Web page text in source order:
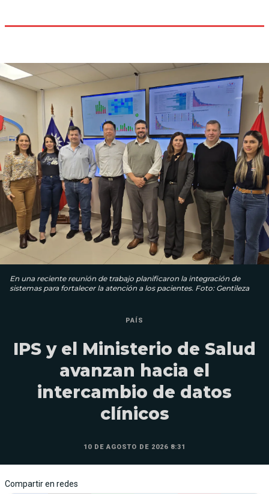
En una reciente reunión de trabajo planificaron la integración de
sistemas para fortalecer la atención a los pacientes. Foto: Gentileza
PAÍS
IPS y el Ministerio de Salud
avanzan hacia el
intercambio de datos
clínicos
10 DE AGOSTO DE 2026 8:31
Compartir en redes